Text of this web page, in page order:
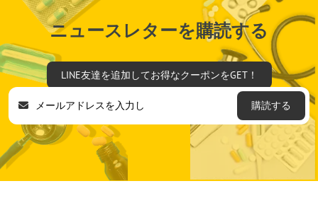
ニュースレターを購読する
LINE友達を追加してお得なクーポンをGET！
購読する